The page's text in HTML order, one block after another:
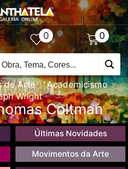
0 0
de Arte
Academicismo
Wright
Coltman
Últimas Novidades
Movimentos da Arte